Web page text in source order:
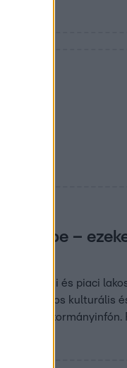
–
és piaci
Csák János kulturális
a kormányinfón.